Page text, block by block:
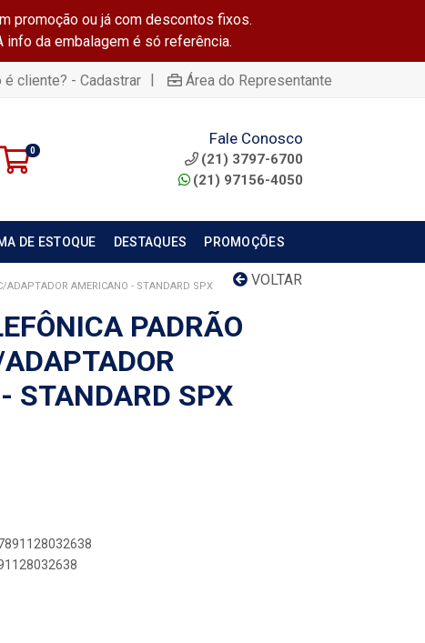
promoção ou já com descontos fixos.
info da embalagem é só referência.
é cliente? - Cadastrar | Área do Representante
0
Fale Conosco
(21) 3797-6700
(21) 97156-4050
DE ESTOQUE DESTAQUES PROMOÇÕES
VOLTAR
ADAPTADOR AMERICANO - STANDARD SPX
PADRÃO
STANDARD SPX